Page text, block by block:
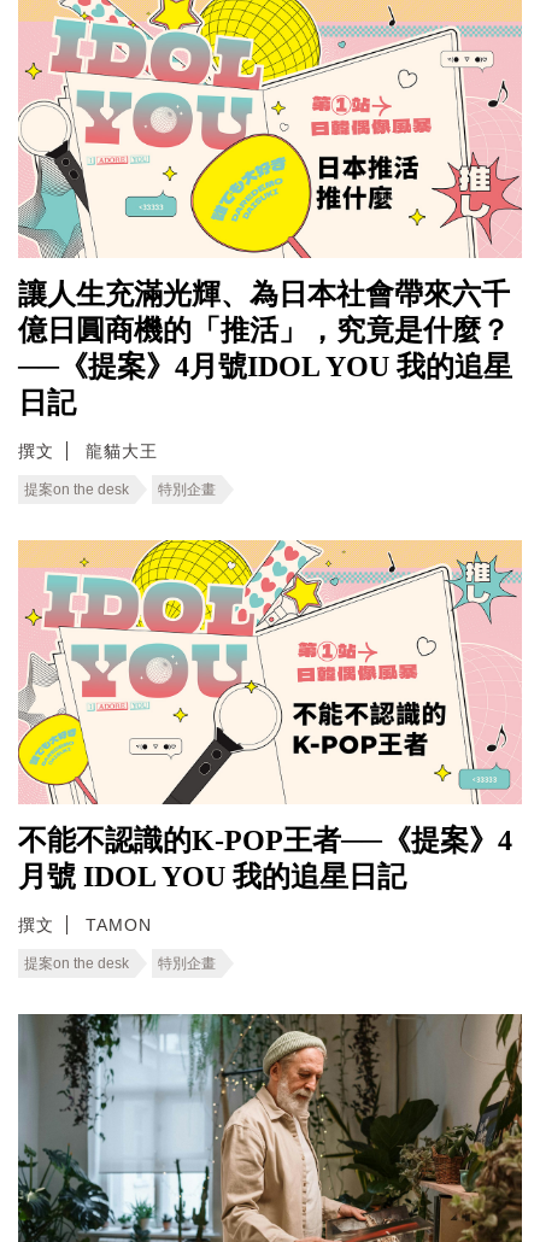
讓人生充滿光輝、為日本社會帶來六千
億日圓商機的「推活」，究竟是什麼？
──《提案》4月號IDOL YOU 我的追星
日記
撰文 龍貓大王
提案on the desk 特別企畫
不能不認識的K-POP王者──《提案》4
月號 IDOL YOU 我的追星日記
撰文 TAMON
提案on the desk 特別企畫